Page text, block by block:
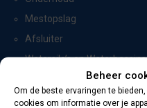
Beheer
Om de beste ervaringen te
cookies om informatie over je
Mestopslag
Afsluiter
Watersilo’s en Waterbassins